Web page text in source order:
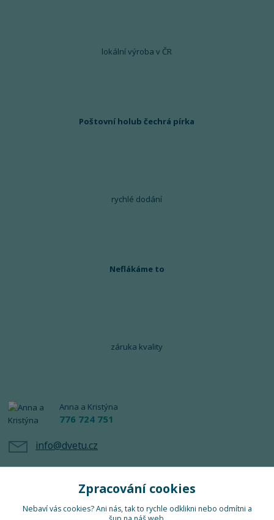
lokální výroba v ČR
Poštovní holub čechrá pírka
rychlé dodání
Neflákáme to
záruka kvality
Anna a Kristýna
776 724 751
info@dvetu.cz
Zpracování cookies
Nebaví vás cookies? Ani nás, tak to rychle odklikni nebo odmítni a